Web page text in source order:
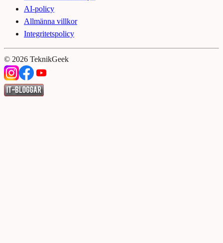
AI-policy
Allmänna villkor
Integritetspolicy
© 2026 TeknikGeek